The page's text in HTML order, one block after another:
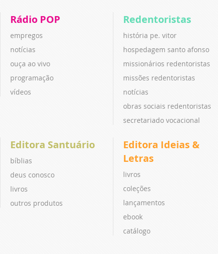
Rádio POP
empregos
notícias
ouça ao vivo
programação
vídeos
Redentoristas
história pe. vitor
hospedagem santo afonso
missionários redentoristas
missões redentoristas
notícias
obras sociais redentoristas
secretariado vocacional
Editora Santuário
bíblias
deus conosco
livros
outros produtos
Editora Ideias &
Letras
livros
coleções
lançamentos
ebook
catálogo